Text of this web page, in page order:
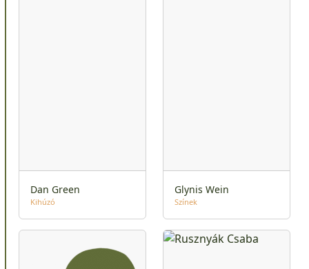
Dan Green
Kihúzó
Glynis Wein
Színek